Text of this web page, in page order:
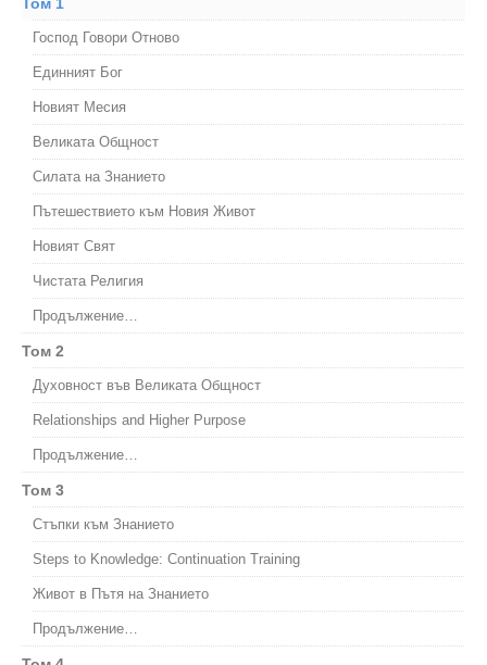
Господ Говори Отново
Единният Бог
Новият Месия
Великата Общност
Силата на Знанието
Пътешествието към Новия Живот
Новият Свят
Чистата Религия
Продължение…
Том 2
Духовност във Великата Общност
Relationships and Higher Purpose
Продължение…
Том 3
Стъпки към Знанието
Steps to Knowledge: Continuation Training
Живот в Пътя на Знанието
Продължение…